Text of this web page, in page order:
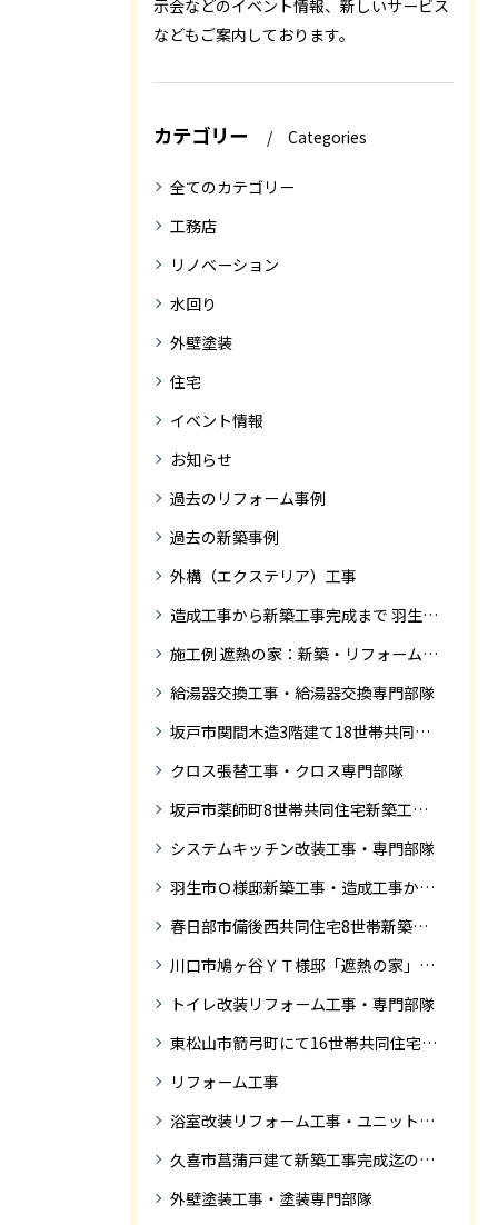
示会などのイベント情報、新しいサービス
などもご案内しております。
カテゴリー Categories
全てのカテゴリー
工務店
リノベーション
水回り
外壁塗装
住宅
イベント情報
お知らせ
過去のリフォーム事例
過去の新築事例
外構（エクステリア）工事
造成工事から新築工事完成まで 羽生市Ｓ様邸新築工事・
施工例 遮熱の家：新築・リフォーム ドローンにて空撮
給湯器交換工事・給湯器交換専門部隊
坂戸市関間木造3階建て18世帯共同住宅の完成迄紹介
クロス張替工事・クロス専門部隊
坂戸市薬師町8世帯共同住宅新築工事完成迄の紹介です
システムキッチン改装工事・専門部隊
羽生市Ｏ様邸新築工事・造成工事から住宅完成までの紹介
春日部市備後西共同住宅8世帯新築工事完成迄の紹介です。
川口市鳩ヶ谷ＹＴ様邸「遮熱の家」工事状況
トイレ改装リフォーム工事・専門部隊
東松山市箭弓町にて16世帯共同住宅新築工事完成迄の紹介です。
リフォーム工事
浴室改装リフォーム工事・ユニットバス専門部隊
久喜市菖蒲戸建て新築工事完成迄の紹介
外壁塗装工事・塗装専門部隊